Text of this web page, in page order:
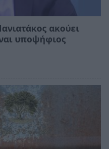
ακούει
υποψήφιος